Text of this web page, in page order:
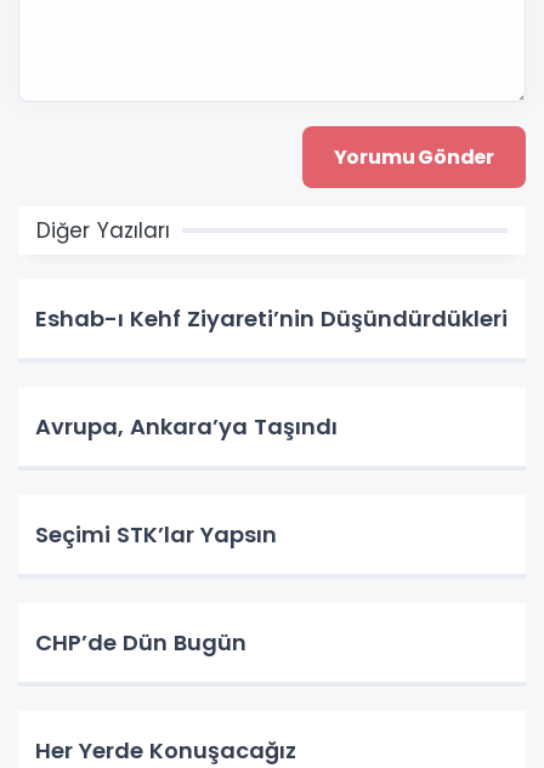
Diğer Yazıları
Eshab-ı Kehf Ziyareti’nin Düşündürdükleri
Avrupa, Ankara’ya Taşındı
Seçimi STK’lar Yapsın
CHP’de Dün Bugün
Her Yerde Konuşacağız